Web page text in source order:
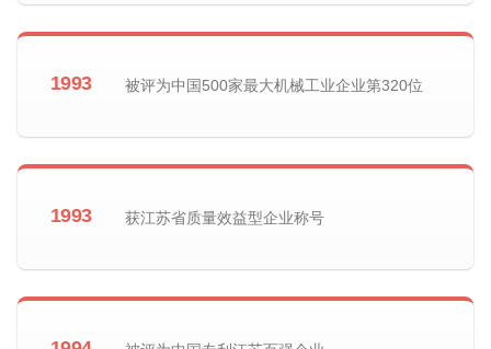
1993 被评为中国500家最大机械工业企业第320位
1993 获江苏省质量效益型企业称号